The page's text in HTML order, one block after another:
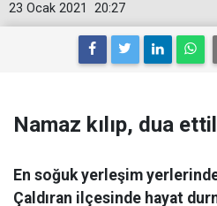
20:27
23 Ocak 2021
Namaz kılıp, dua
En soğuk yerleşim
Çaldıran ilçesinde hayat